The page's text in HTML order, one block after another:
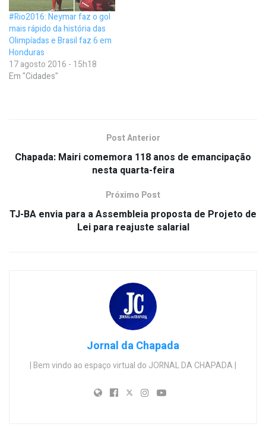
#Rio2016: Neymar faz o gol
mais rápido da história das
Olimpíadas e Brasil faz 6 em
Honduras
17 agosto 2016 - 15h18
Em "Cidades"
Post Anterior
Chapada: Mairi comemora 118 anos de emancipação
nesta quarta-feira
Próximo Post
TJ-BA envia para a Assembleia proposta de Projeto de
Lei para reajuste salarial
Jornal da Chapada
| Bem vindo ao espaço virtual do JORNAL DA CHAPADA |